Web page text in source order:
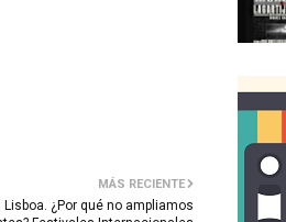
MÁS RECIENTE
Lisboa. ¿Por qué no ampliamos